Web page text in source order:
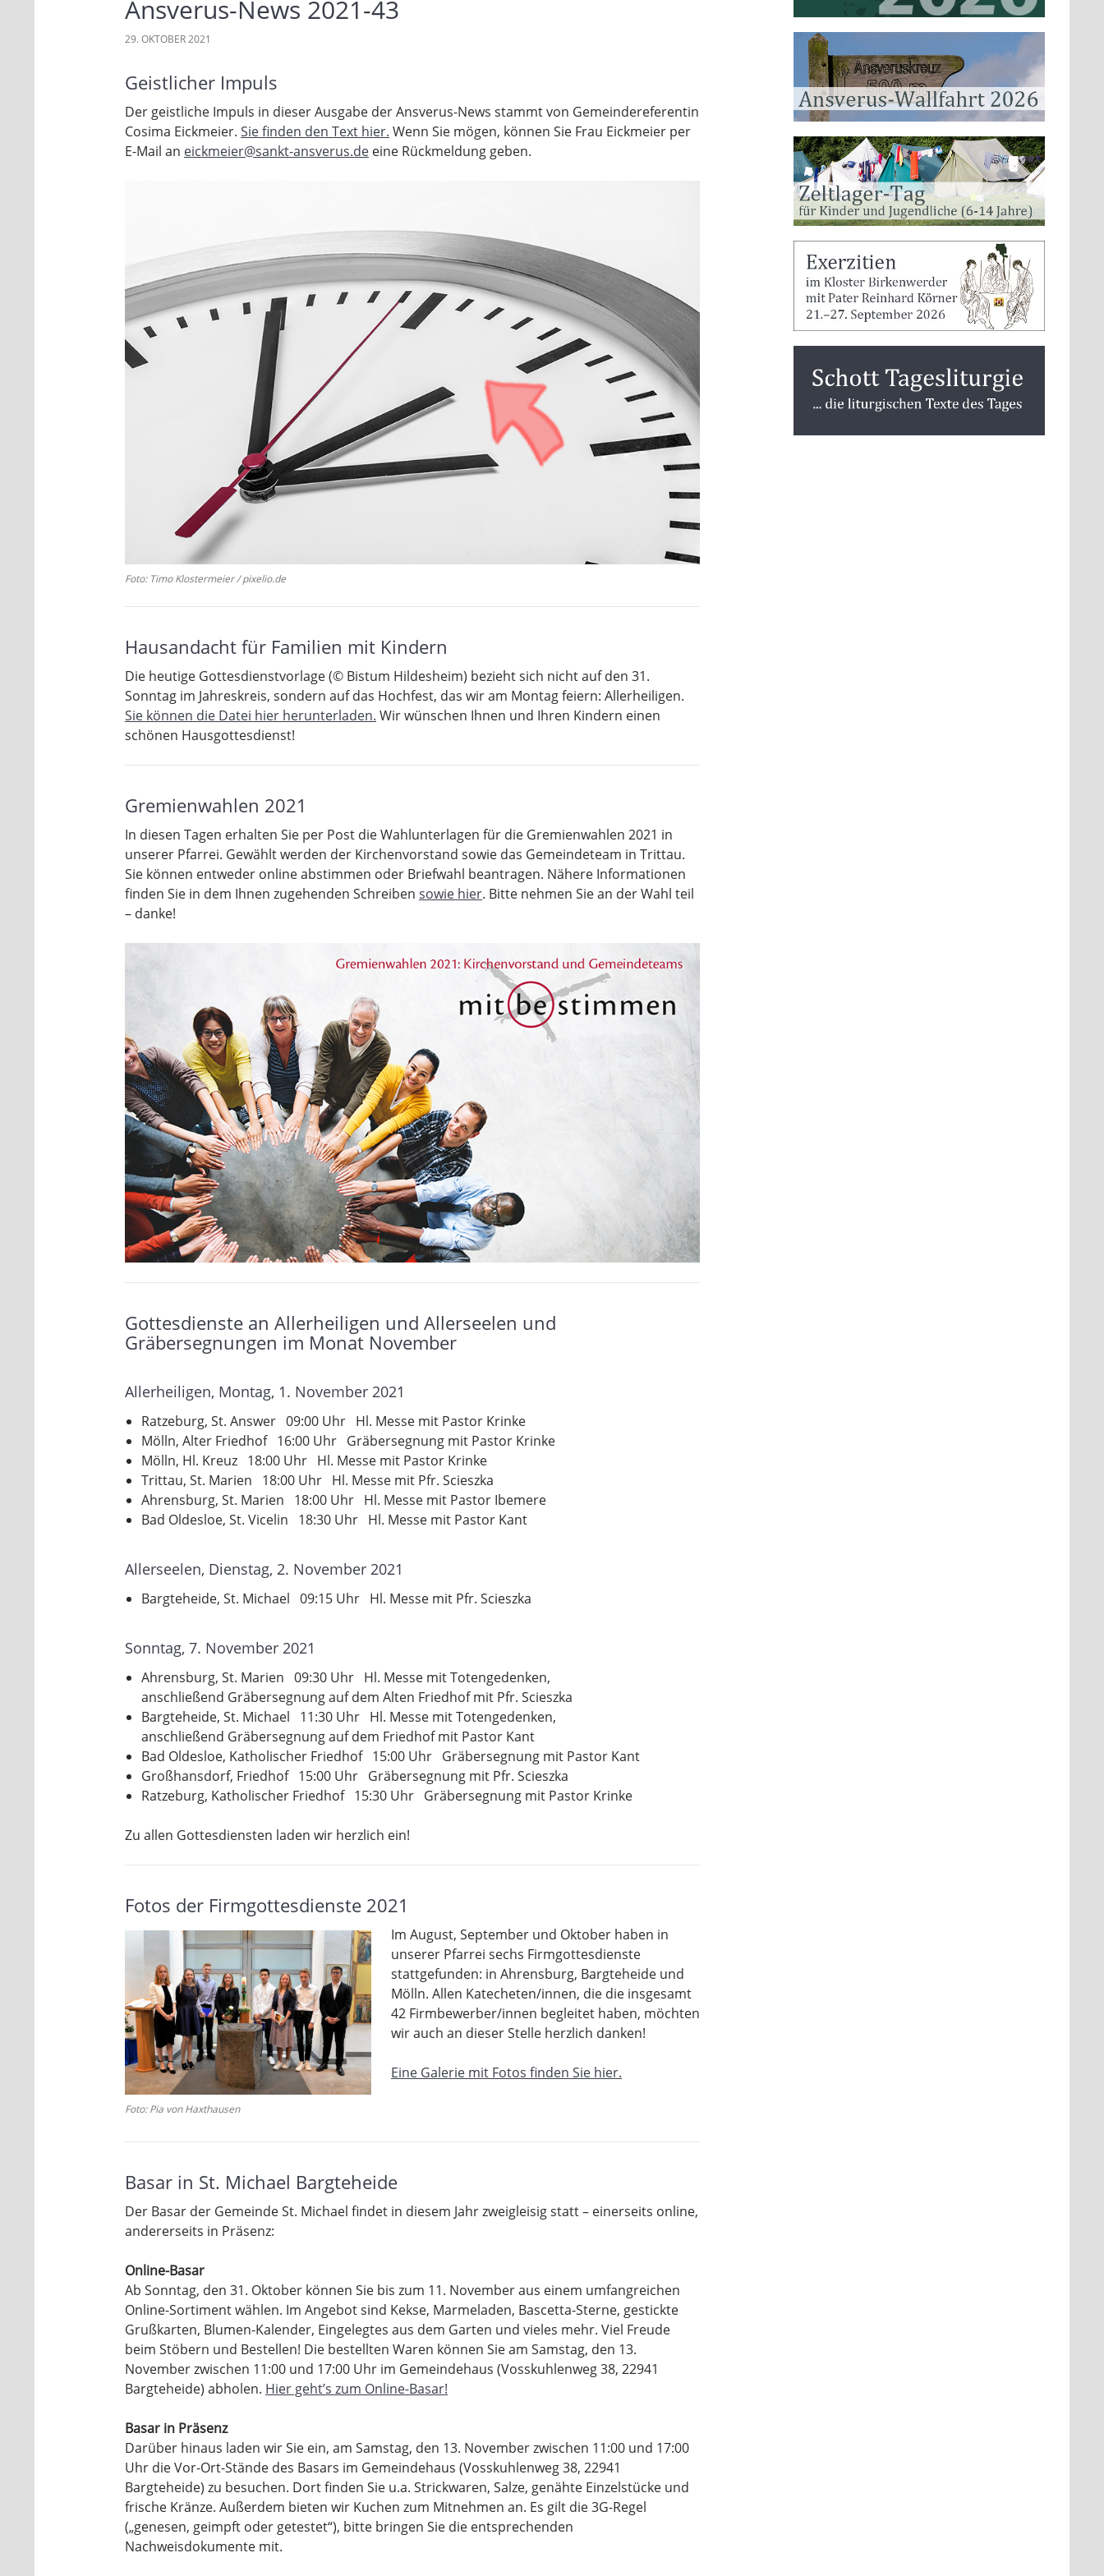
Ansverus-News 2021-43
29. OKTOBER 2021
Geistlicher Impuls
Der geistliche Impuls in dieser Ausgabe der Ansverus-News stammt von Gemeindereferentin
Cosima Eickmeier. Sie finden den Text hier. Wenn Sie mögen, können Sie Frau Eickmeier per
E-Mail an eickmeier@sankt-ansverus.de eine Rückmeldung geben.
Foto: Timo Klostermeier / pixelio.de
Hausandacht für Familien mit Kindern
Die heutige Gottesdienstvorlage (© Bistum Hildesheim) bezieht sich nicht auf den 31.
Sonntag im Jahreskreis, sondern auf das Hochfest, das wir am Montag feiern: Allerheiligen.
Sie können die Datei hier herunterladen. Wir wünschen Ihnen und Ihren Kindern einen
schönen Hausgottesdienst!
Gremienwahlen 2021
In diesen Tagen erhalten Sie per Post die Wahlunterlagen für die Gremienwahlen 2021 in
unserer Pfarrei. Gewählt werden der Kirchenvorstand sowie das Gemeindeteam in Trittau.
Sie können entweder online abstimmen oder Briefwahl beantragen. Nähere Informationen
finden Sie in dem Ihnen zugehenden Schreiben sowie hier. Bitte nehmen Sie an der Wahl teil
– danke!
Gottesdienste an Allerheiligen und Allerseelen und
Gräbersegnungen im Monat November
Allerheiligen, Montag, 1. November 2021
Ratzeburg, St. Answer 09:00 Uhr Hl. Messe mit Pastor Krinke
Mölln, Alter Friedhof 16:00 Uhr Gräbersegnung mit Pastor Krinke
Mölln, Hl. Kreuz 18:00 Uhr Hl. Messe mit Pastor Krinke
Trittau, St. Marien 18:00 Uhr Hl. Messe mit Pfr. Scieszka
Ahrensburg, St. Marien 18:00 Uhr Hl. Messe mit Pastor Ibemere
Bad Oldesloe, St. Vicelin 18:30 Uhr Hl. Messe mit Pastor Kant
Allerseelen, Dienstag, 2. November 2021
Bargteheide, St. Michael 09:15 Uhr Hl. Messe mit Pfr. Scieszka
Sonntag, 7. November 2021
Ahrensburg, St. Marien 09:30 Uhr Hl. Messe mit Totengedenken,
anschließend Gräbersegnung auf dem Alten Friedhof mit Pfr. Scieszka
Bargteheide, St. Michael 11:30 Uhr Hl. Messe mit Totengedenken,
anschließend Gräbersegnung auf dem Friedhof mit Pastor Kant
Bad Oldesloe, Katholischer Friedhof 15:00 Uhr Gräbersegnung mit Pastor Kant
Großhansdorf, Friedhof 15:00 Uhr Gräbersegnung mit Pfr. Scieszka
Ratzeburg, Katholischer Friedhof 15:30 Uhr Gräbersegnung mit Pastor Krinke
Zu allen Gottesdiensten laden wir herzlich ein!
Fotos der Firmgottesdienste 2021
Foto: Pia von Haxthausen
Im August, September und Oktober haben in
unserer Pfarrei sechs Firmgottesdienste
stattgefunden: in Ahrensburg, Bargteheide und
Mölln. Allen Katecheten/innen, die die insgesamt
42 Firmbewerber/innen begleitet haben, möchten
wir auch an dieser Stelle herzlich danken!
Eine Galerie mit Fotos finden Sie hier.
Basar in St. Michael Bargteheide
Der Basar der Gemeinde St. Michael findet in diesem Jahr zweigleisig statt – einerseits online,
andererseits in Präsenz:
Online-Basar
Ab Sonntag, den 31. Oktober können Sie bis zum 11. November aus einem umfangreichen
Online-Sortiment wählen. Im Angebot sind Kekse, Marmeladen, Bascetta-Sterne, gestickte
Grußkarten, Blumen-Kalender, Eingelegtes aus dem Garten und vieles mehr. Viel Freude
beim Stöbern und Bestellen! Die bestellten Waren können Sie am Samstag, den 13.
November zwischen 11:00 und 17:00 Uhr im Gemeindehaus (Vosskuhlenweg 38, 22941
Bargteheide) abholen. Hier geht’s zum Online-Basar!
Basar in Präsenz
Darüber hinaus laden wir Sie ein, am Samstag, den 13. November zwischen 11:00 und 17:00
Uhr die Vor-Ort-Stände des Basars im Gemeindehaus (Vosskuhlenweg 38, 22941
Bargteheide) zu besuchen. Dort finden Sie u.a. Strickwaren, Salze, genähte Einzelstücke und
frische Kränze. Außerdem bieten wir Kuchen zum Mitnehmen an. Es gilt die 3G-Regel
(„genesen, geimpft oder getestet“), bitte bringen Sie die entsprechenden
Nachweisdokumente mit.